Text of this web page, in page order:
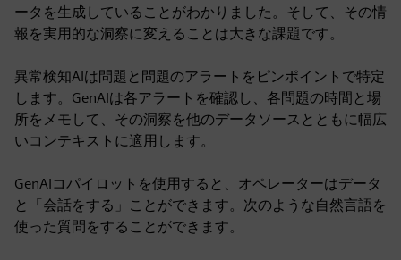
ータを生成していることがわかりました。そして、その情
報を実用的な洞察に変えることは大きな課題です。
異常検知AIは問題と問題のアラートをピンポイントで特定
します。GenAIは各アラートを確認し、各問題の時間と場
所をメモして、その洞察を他のデータソースとともに幅広
いコンテキストに適用します。
GenAIコパイロットを使用すると、オペレーターはデータ
と「会話をする」ことができます。次のような自然言語を
使った質問をすることができます。